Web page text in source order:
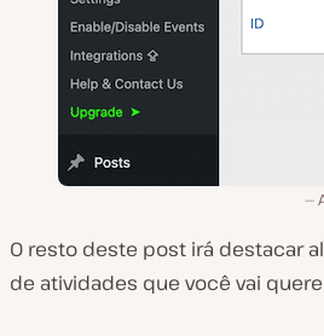
O resto deste post irá destacar
de atividades que você vai